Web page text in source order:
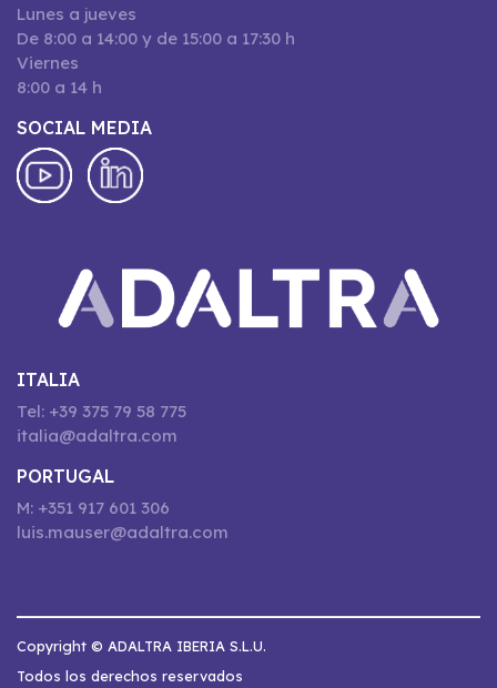
Lunes a jueves
De 8:00 a 14:00 y de 15:00 a 17:30 h
Viernes
8:00 a 14 h
SOCIAL MEDIA
ITALIA
Tel: +39 375 79 58 775
italia@adaltra.com
PORTUGAL
M: +351 917 601 306
luis.mauser@adaltra.com
Copyright © ADALTRA IBERIA S.L.U.
Todos los derechos reservados